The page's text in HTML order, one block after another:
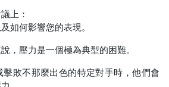
上：
如何影響您的表現。
，壓力是一個極為典型的困難。
敗不那麼出色的特定對手時，他們會